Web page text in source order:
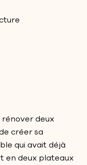
rénover deux
créer sa
qui avait déjà
en deux plateaux